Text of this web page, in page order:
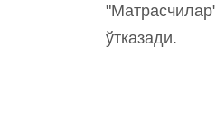
ўтказади.